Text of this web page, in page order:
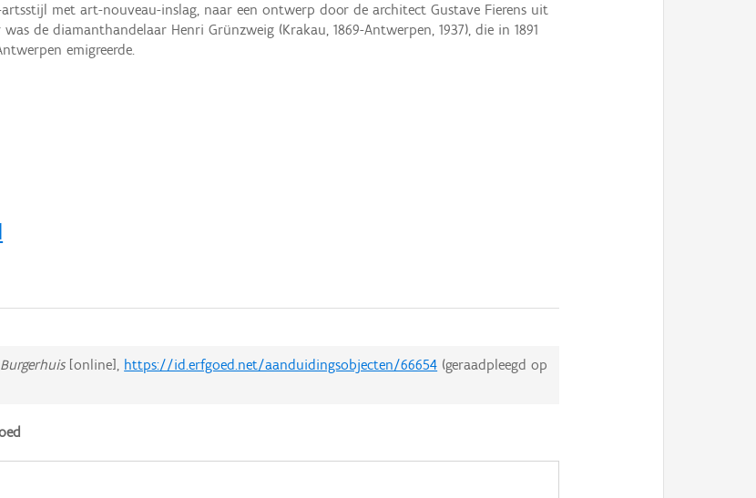
met art-nouveau-inslag, naar een ontwerp door de architect Gustave Fierens uit
was de diamanthandelaar Henri Grünzweig (Krakau, 1869-Antwerpen, 1937), die in 1891
emigreerde.
Burgerhuis[online], https://id.erfgoed.net/aanduidingsobjecten/66654 (geraadpleegd op